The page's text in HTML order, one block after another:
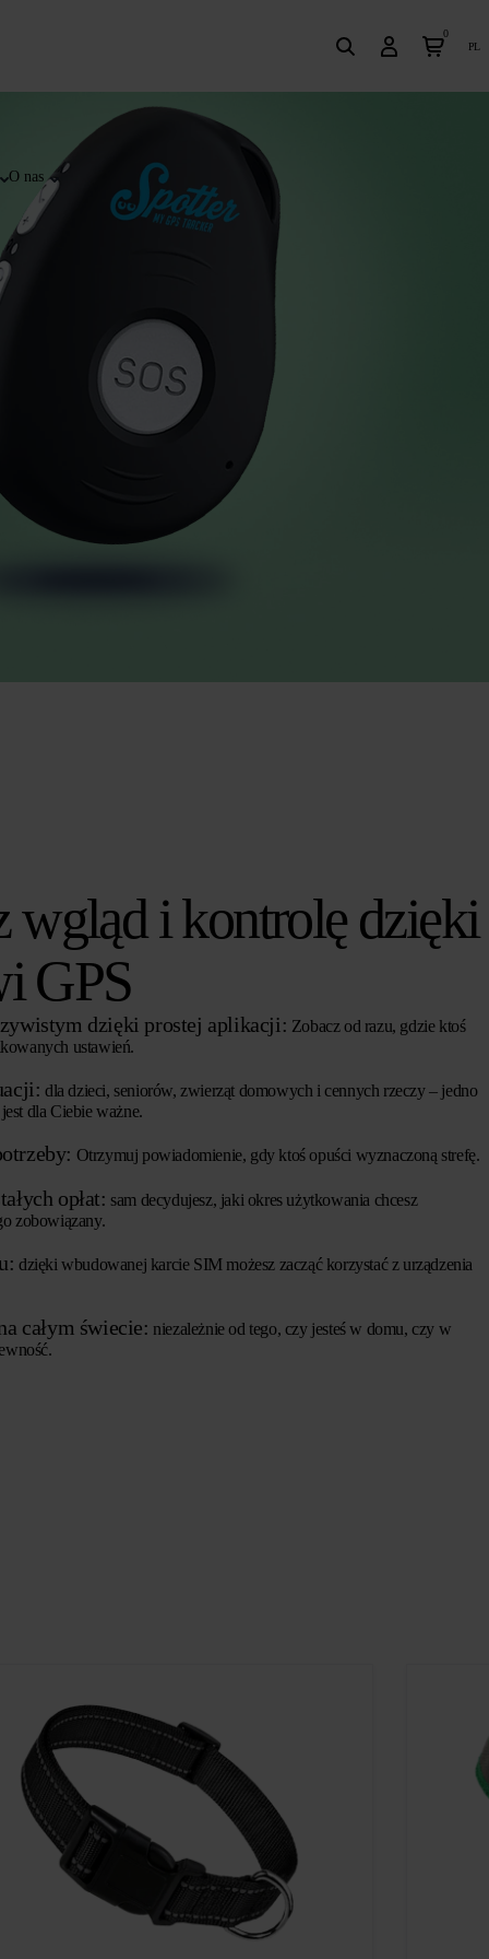
O nas
0
pl
wgląd i kontrolę dzięki
GPS
dzięki prostej aplikacji: Zobacz od razu, gdzie ktoś
ustawień.
dla dzieci, seniorów, zwierząt domowych i cennych rzeczy – jedno
dla Ciebie ważne.
Otrzymuj powiadomienie, gdy ktoś opuści wyznaczoną strefę.
opłat: sam decydujesz, jaki okres użytkowania chcesz
zobowiązany.
dzięki wbudowanej karcie SIM możesz zacząć korzystać z urządzenia
całym świecie: niezależnie od tego, czy jesteś w domu, czy w